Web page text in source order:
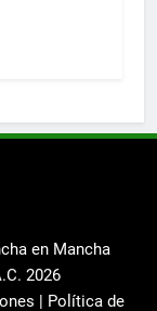
en Mancha
2026
| Política de